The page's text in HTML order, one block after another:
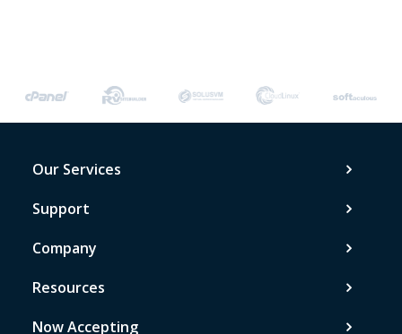
Our Services
Support
Company
Resources
Now Accepting